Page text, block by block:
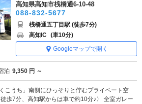
高知県高知市桟橋通6-10-48
088-832-5677
桟橋通五丁目駅 (徒歩7分)
高知IC (車10分)
Googleマップで開く
泊 9,350 円 ～
こうち」南側にひっそりと佇むプライベート空
歩7分、高知駅からは車で約10分♪〉 全室ガレー